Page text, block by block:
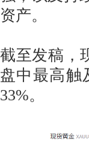
资产。
截至发稿，
盘中最高触
33%。